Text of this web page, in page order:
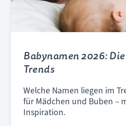
Babynamen 2026:
Trends
Welche Namen liegen im
für Mädchen und Buben –
Inspiration.